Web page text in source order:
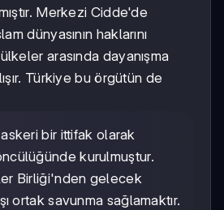
Merkezi Cidde'de
dünyasının haklarını
arasında dayanışma
Türkiye bu örgütün de
bir ittifak olarak
kurulmuştur.
Birliği'nden gelecek
ortak savunma sağlamaktır.